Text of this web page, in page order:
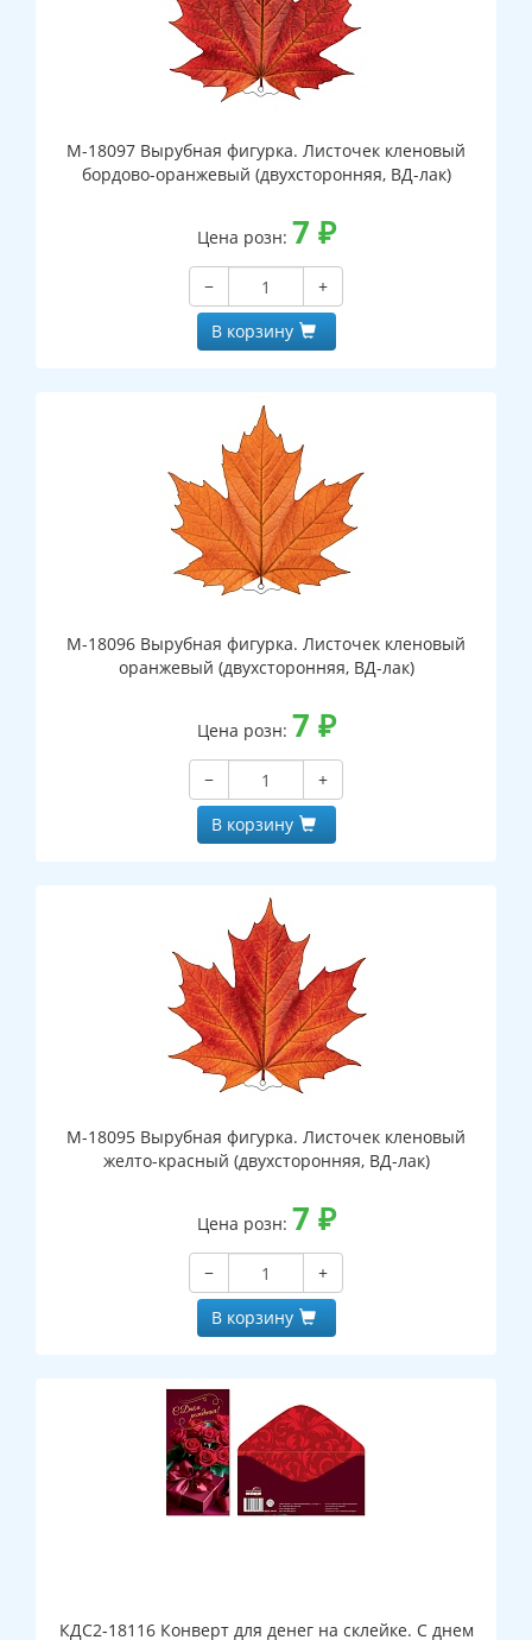
М-18097 Вырубная фигурка. Листочек кленовый
бордово-оранжевый (двухсторонняя, ВД-лак)
Цена розн: 7 ₽
−
+
В корзину
М-18096 Вырубная фигурка. Листочек кленовый
оранжевый (двухсторонняя, ВД-лак)
Цена розн: 7 ₽
−
+
В корзину
М-18095 Вырубная фигурка. Листочек кленовый
желто-красный (двухсторонняя, ВД-лак)
Цена розн: 7 ₽
−
+
В корзину
КДС2-18116 Конверт для денег на склейке. С днем